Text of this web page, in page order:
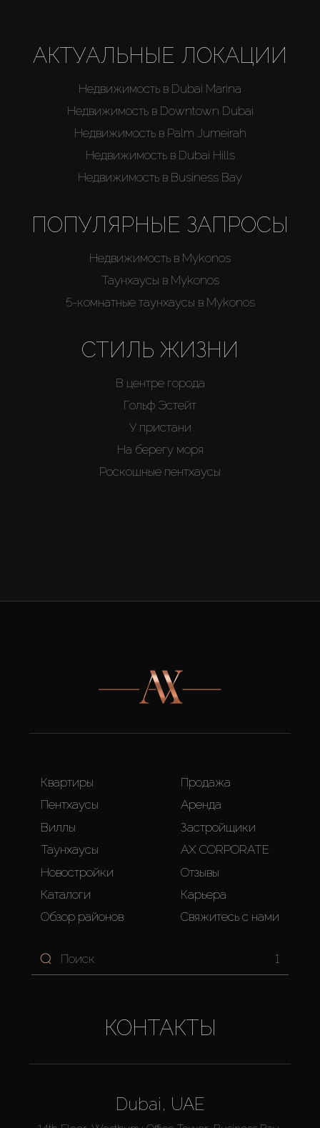
Продажа
Новостройки
AX Journal
Каталоги
Агенты
АКТУАЛЬНЫЕ ЛОКАЦИИ
Недвижимость в Dubai Marina
Недвижимость в Downtown Dubai
Недвижимость в Palm Jumeirah
Недвижимость в Dubai Hills
Недвижимость в Business Bay
ПОПУЛЯРНЫЕ ЗАПРОСЫ
Недвижимость в Mykonos
Таунхаусы в Mykonos
5-комнатные таунхаусы в Mykonos
СТИЛЬ ЖИЗНИ
В центре города
Гольф Эстейт
У пристани
На берегу моря
Роскошные пентхаусы
Квартиры
Пентхаусы
Виллы
Таунхаусы
Новостройки
Каталоги
Обзор районов
Продажа
Аренда
Застройщики
AX CORPORATE
Отзывы
Карьера
Свяжитесь с нами
1
КОНТАКТЫ
Dubai, UAE